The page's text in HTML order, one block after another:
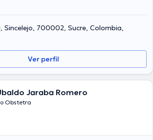
Sincelejo, 700002, Sucre, Colombia,
Ver perfil
Jaraba Romero
Obstetra